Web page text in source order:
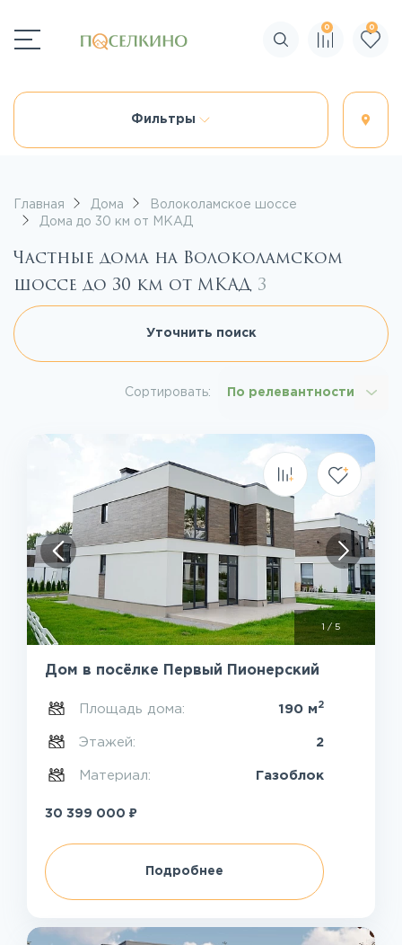
Поиск по сайту
0 0
Фильтры
Главная Дома
Волоколамское шоссе
Дома до 30 км от МКАД
Частные дома на Волоколамском
шоссе до 30 км от МКАД 3
Уточнить поиск
Сортировать: По релевантности
/ 5
Дом в посёлке Первый Пионерский
Площадь дома: 190 м 2
Этажей: 2
Материал: Газоблок
30 399 000 ₽
Подробнее